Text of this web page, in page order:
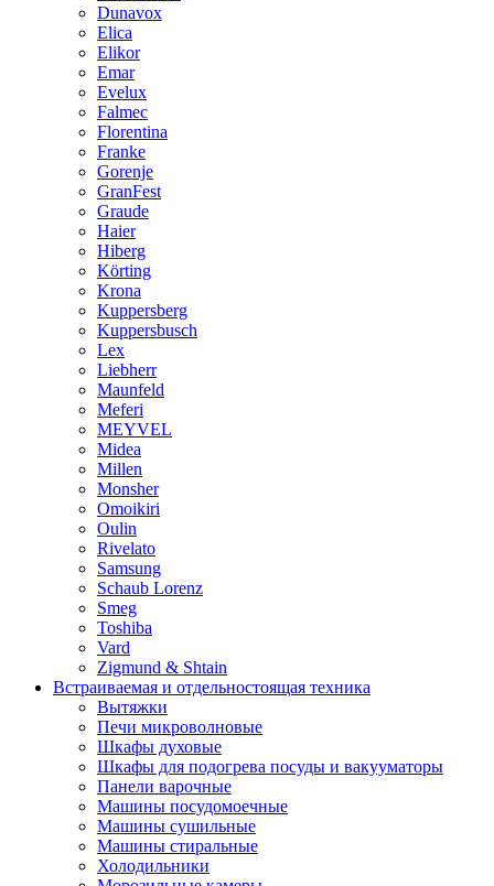
Dunavox
Elica
Elikor
Emar
Evelux
Falmec
Florentina
Franke
Gorenje
GranFest
Graude
Haier
Hiberg
Körting
Krona
Kuppersberg
Kuppersbusch
Lex
Liebherr
Maunfeld
Meferi
MEYVEL
Midea
Millen
Monsher
Omoikiri
Oulin
Rivelato
Samsung
Schaub Lorenz
Smeg
Toshiba
Vard
Zigmund & Shtain
Встраиваемая и отдельностоящая техника
Вытяжки
Печи микроволновые
Шкафы духовые
Шкафы для подогрева посуды и вакууматоры
Панели варочные
Машины посудомоечные
Машины сушильные
Машины стиральные
Холодильники